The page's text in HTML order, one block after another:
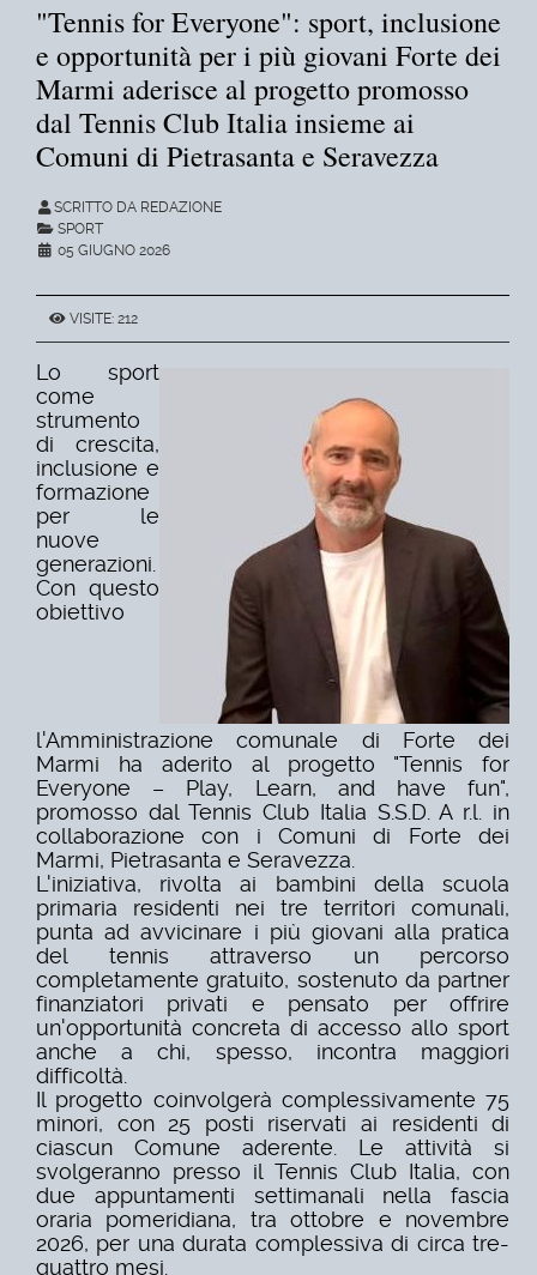
"Tennis for Everyone": sport, inclusione
e opportunità per i più giovani Forte dei
Marmi aderisce al progetto promosso
dal Tennis Club Italia insieme ai
Comuni di Pietrasanta e Seravezza
SCRITTO DA REDAZIONE
SPORT
05 GIUGNO 2026
VISITE: 212
Lo sport
come
strumento
di crescita,
inclusione e
formazione
per le
nuove
generazioni.
Con questo
obiettivo
l'Amministrazione comunale di Forte dei
Marmi ha aderito al progetto "Tennis for
Everyone – Play, Learn, and have fun",
promosso dal Tennis Club Italia S.S.D. A r.l. in
collaborazione con i Comuni di Forte dei
Marmi, Pietrasanta e Seravezza.
L'iniziativa, rivolta ai bambini della scuola
primaria residenti nei tre territori comunali,
punta ad avvicinare i più giovani alla pratica
del tennis attraverso un percorso
completamente gratuito, sostenuto da partner
finanziatori privati e pensato per offrire
un'opportunità concreta di accesso allo sport
anche a chi, spesso, incontra maggiori
difficoltà.
Il progetto coinvolgerà complessivamente 75
minori, con 25 posti riservati ai residenti di
ciascun Comune aderente. Le attività si
svolgeranno presso il Tennis Club Italia, con
due appuntamenti settimanali nella fascia
oraria pomeridiana, tra ottobre e novembre
2026, per una durata complessiva di circa tre-
quattro mesi.